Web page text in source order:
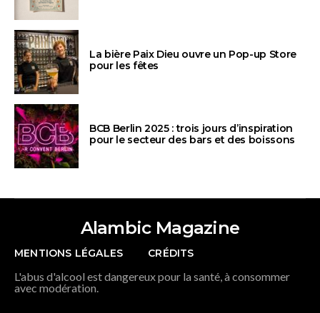
La bière Paix Dieu ouvre un Pop-up Store
pour les fêtes
BCB Berlin 2025 : trois jours d’inspiration
pour le secteur des bars et des boissons
Alambic Magazine
MENTIONS LÉGALES CRÉDITS
L'abus d'alcool est dangereux pour la santé, à consommer
avec modération.